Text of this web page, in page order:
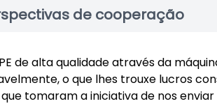
de cooperação
de alta qualidade através da
o que lhes trouxe lucros
tomaram a iniciativa de nos